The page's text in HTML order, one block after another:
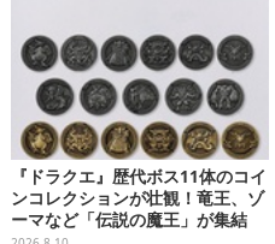
『ドラクエ』歴代ボス11体のコイ
ンコレクションが壮観！竜王、ゾ
ーマなど「伝説の魔王」が集結